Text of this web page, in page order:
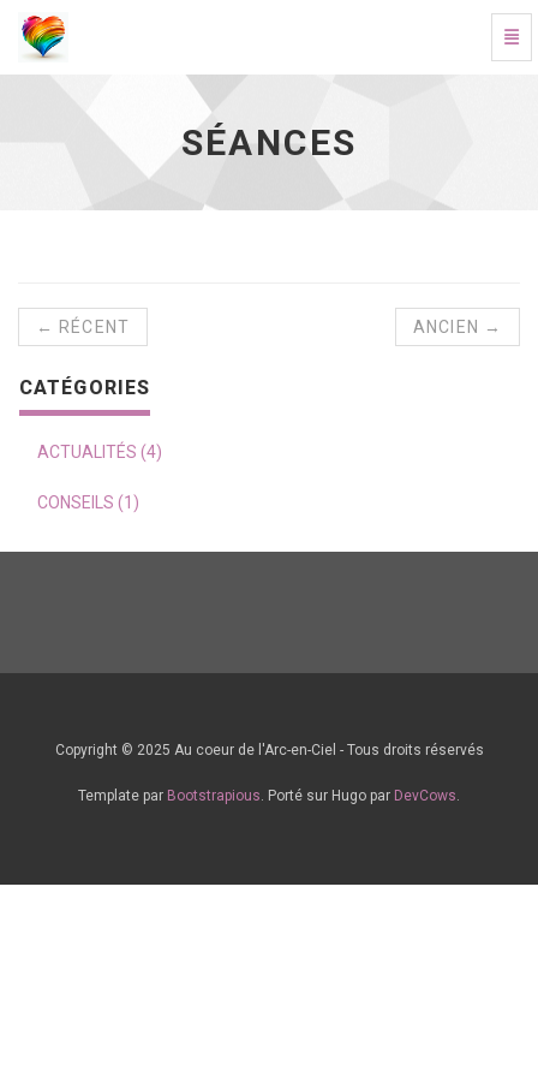
Séances - aller à l'accueil
SÉANCES
← RÉCENT ANCIEN →
CATÉGORIES
ACTUALITÉS (4)
CONSEILS (1)
Copyright © 2025 Au coeur de l'Arc-en-Ciel - Tous droits réservés
Template par Bootstrapious. Porté sur Hugo par DevCows.